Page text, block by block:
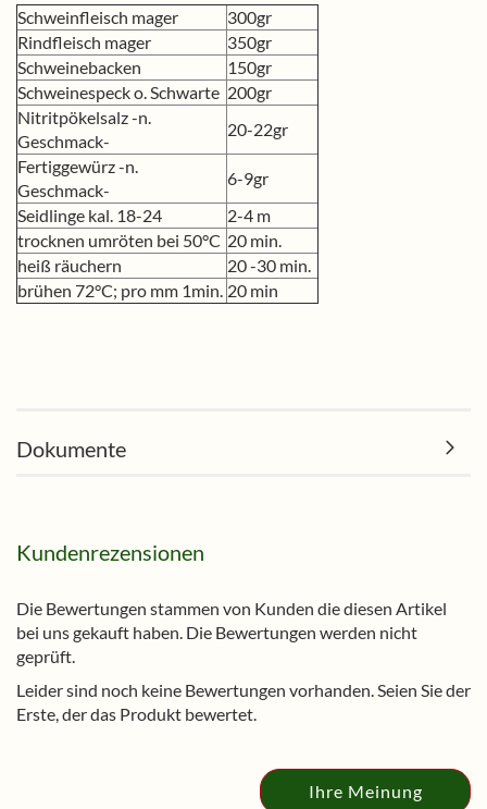
Schweinfleisch mager
300gr
Rindfleisch mager
350gr
Schweinebacken
150gr
Schweinespeck o. Schwarte 200gr
Nitritpökelsalz -n.
Geschmack-
20-22gr
Fertiggewürz -n.
Geschmack-
6-9gr
Seidlinge kal. 18-24
2-4 m
trocknen umröten bei 50°C 20 min.
heiß räuchern
20 -30 min.
brühen 72°C; pro mm 1min. 20 min
Dokumente
Kundenrezensionen
Die Bewertungen stammen von Kunden die diesen Artikel
bei uns gekauft haben. Die Bewertungen werden nicht
geprüft.
Leider sind noch keine Bewertungen vorhanden. Seien Sie der
Erste, der das Produkt bewertet.
Ihre Meinung